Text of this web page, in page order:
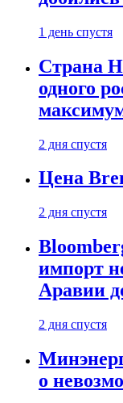
1 день спустя
Страна
одного
2 дня спустя
Цена
2 дня спустя
импорт
Аравии
2 дня спустя
о